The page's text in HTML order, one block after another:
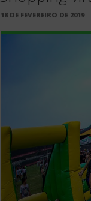
PUBLICADO
18 DE FEVEREIRO DE 2019